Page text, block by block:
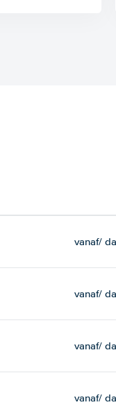
vanaf/
vanaf/
vanaf/
vanaf/